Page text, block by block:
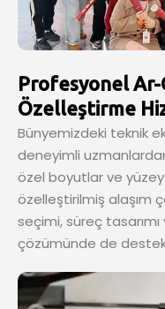
Profesyonel Ar-
Özelleştirme
Bünyemizdeki teknik
deneyimli
özel boyutlar ve
özelleştirilmiş alaşım
seçimi, süreç
çözümünde de destek